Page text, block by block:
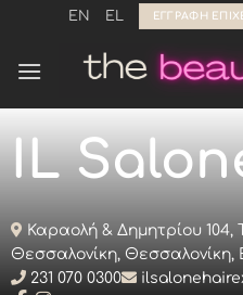
Μετάβαση
περιεχόμενο
EN EL ΕΓΓΡΑΦΉ
IL
Καραολή & Δημητρίου 104,
Θεσσαλονίκη, Θεσσαλονίκη,
231 070 0300